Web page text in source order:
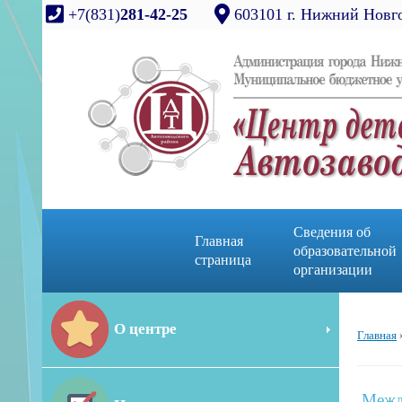
+7(831)281-42-25 603101 г. Нижний
Главная
страница
Сведения об
образовательной
организации
О центре Главная